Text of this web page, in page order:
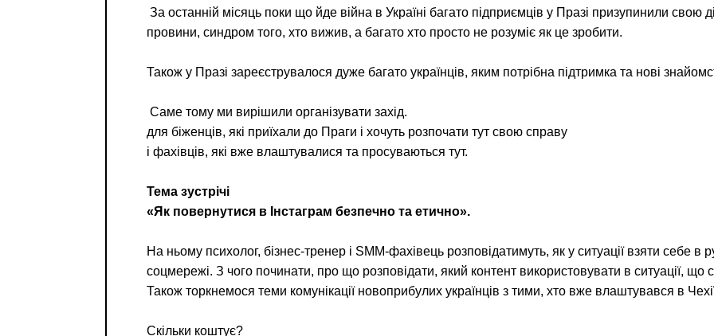
За останній місяць поки що йде війна в Україні багато підприємців у Празі призупинили свою
провини, синдром того, хто вижив, а багато хто просто не розуміє як це зробити.
Також у Празі зареєструвалося дуже багато українців, яким потрібна підтримка та нові
Саме тому ми вирішили організувати захід.
для біженців, які приїхали до Праги і хочуть розпочати тут свою справу
і фахівців, які вже влаштувалися та просуваються тут.
Тема зустрічі
«Як повернутися в Інстаграм безпечно та етично».
На ньому психолог, бізнес-тренер і SMM-фахівець розповідатимуть, як у ситуації взяти себе в
соцмережі. З чого починати, про що розповідати, який контент використовувати в ситуації,
Також торкнемося теми комунікації новоприбулих українців з тими, хто вже влаштувався в
Скільки коштує?